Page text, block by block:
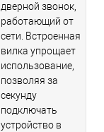
дверной звонок,
работающий от
сети. Встроенная
вилка упрощает
использование,
позволяя за
секунду
подключать
устройство в